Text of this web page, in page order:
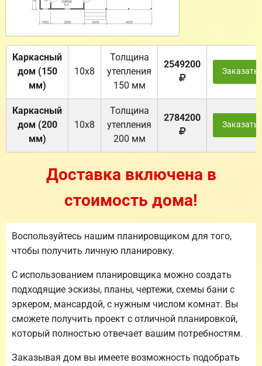
Каркасный
дом (150
мм)
10х8
Толщина
утепления
150 мм
2549200
Заказать
Каркасный
дом (200
мм)
10х8
Толщина
утепления
200 мм
2784200
Заказать
Доставка включена в
стоимость дома!
Воспользуйтесь нашим планировщиком для того,
чтобы получить личную планировку.
С использованием планировщика можно создать
подходящие эскизы, планы, чертежи, схемы бани с
эркером, мансардой, с нужным числом комнат. Вы
сможете получить проект с отличной планировкой,
который полностью отвечает вашим потребностям.
Заказывая дом вы имеете возможность подобрать